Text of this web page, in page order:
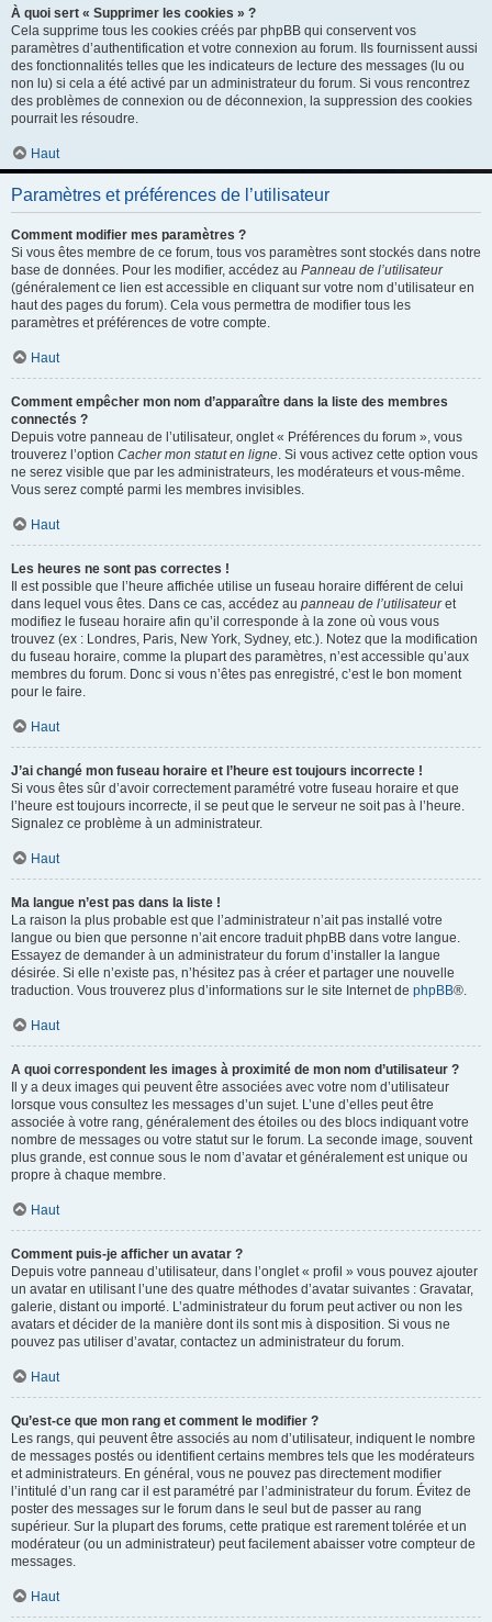
À quoi sert « Supprimer les cookies » ?
Cela supprime tous les cookies créés par phpBB qui conservent vos
paramètres d’authentification et votre connexion au forum. Ils fournissent aussi
des fonctionnalités telles que les indicateurs de lecture des messages (lu ou
non lu) si cela a été activé par un administrateur du forum. Si vous rencontrez
des problèmes de connexion ou de déconnexion, la suppression des cookies
pourrait les résoudre.
Haut
Paramètres et préférences de l’utilisateur
Comment modifier mes paramètres ?
Si vous êtes membre de ce forum, tous vos paramètres sont stockés dans notre
base de données. Pour les modifier, accédez au Panneau de l’utilisateur
(généralement ce lien est accessible en cliquant sur votre nom d’utilisateur en
haut des pages du forum). Cela vous permettra de modifier tous les
paramètres et préférences de votre compte.
Haut
Comment empêcher mon nom d’apparaître dans la liste des membres
connectés ?
Depuis votre panneau de l’utilisateur, onglet « Préférences du forum », vous
trouverez l’option Cacher mon statut en ligne. Si vous activez cette option vous
ne serez visible que par les administrateurs, les modérateurs et vous-même.
Vous serez compté parmi les membres invisibles.
Haut
Les heures ne sont pas correctes !
Il est possible que l’heure affichée utilise un fuseau horaire différent de celui
dans lequel vous êtes. Dans ce cas, accédez au panneau de l’utilisateuret
modifiez le fuseau horaire afin qu’il corresponde à la zone où vous vous
trouvez (ex : Londres, Paris, New York, Sydney, etc.). Notez que la modification
du fuseau horaire, comme la plupart des paramètres, n’est accessible qu’aux
membres du forum. Donc si vous n’êtes pas enregistré, c’est le bon moment
pour le faire.
Haut
J’ai changé mon fuseau horaire et l’heure est toujours incorrecte !
Si vous êtes sûr d’avoir correctement paramétré votre fuseau horaire et que
l’heure est toujours incorrecte, il se peut que le serveur ne soit pas à l’heure.
Signalez ce problème à un administrateur.
Haut
Ma langue n’est pas dans la liste !
La raison la plus probable est que l’administrateur n’ait pas installé votre
langue ou bien que personne n’ait encore traduit phpBB dans votre langue.
Essayez de demander à un administrateur du forum d’installer la langue
désirée. Si elle n’existe pas, n’hésitez pas à créer et partager une nouvelle
traduction. Vous trouverez plus d’informations sur le site Internet de phpBB®.
Haut
A quoi correspondent les images à proximité de mon nom d’utilisateur ?
Il y a deux images qui peuvent être associées avec votre nom d’utilisateur
lorsque vous consultez les messages d’un sujet. L’une d’elles peut être
associée à votre rang, généralement des étoiles ou des blocs indiquant votre
nombre de messages ou votre statut sur le forum. La seconde image, souvent
plus grande, est connue sous le nom d’avatar et généralement est unique ou
propre à chaque membre.
Haut
Comment puis-je afficher un avatar ?
Depuis votre panneau d’utilisateur, dans l’onglet « profil » vous pouvez ajouter
un avatar en utilisant l’une des quatre méthodes d’avatar suivantes : Gravatar,
galerie, distant ou importé. L’administrateur du forum peut activer ou non les
avatars et décider de la manière dont ils sont mis à disposition. Si vous ne
pouvez pas utiliser d’avatar, contactez un administrateur du forum.
Haut
Qu’est-ce que mon rang et comment le modifier ?
Les rangs, qui peuvent être associés au nom d’utilisateur, indiquent le nombre
de messages postés ou identifient certains membres tels que les modérateurs
et administrateurs. En général, vous ne pouvez pas directement modifier
l’intitulé d’un rang car il est paramétré par l’administrateur du forum. Évitez de
poster des messages sur le forum dans le seul but de passer au rang
supérieur. Sur la plupart des forums, cette pratique est rarement tolérée et un
modérateur (ou un administrateur) peut facilement abaisser votre compteur de
messages.
Haut